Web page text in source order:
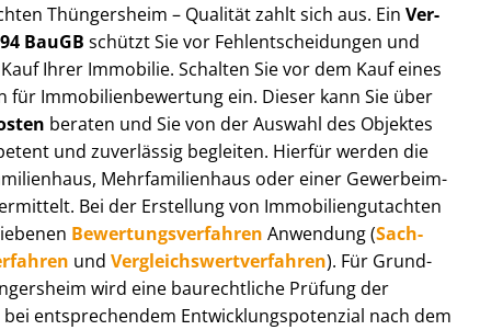
Thüngersheim – Qualität zahlt sich aus. Ein Ver­
BauGB schützt Sie vor Fehl­ent­schei­dun­gen und
Ihrer Immobilie. Schalten Sie vor dem Kauf eines
für Im­mo­bi­li­en­be­wer­tung ein. Dieser kann Sie über
beraten und Sie von der Auswahl des Objektes
und zuverlässig begleiten. Hierfür werden die
Mehr­fa­mi­li­en­haus oder einer Ge­wer­be­im­
Bei der Erstellung von Im­mo­bi­li­en­gut­ach­ten
Be­wer­tungs­ver­fah­ren Anwendung (Sach­
und Ver­gleichs­wert­ver­fah­ren). Für Grund­
wird eine baurechtliche Prüfung der
entsprechendem Ent­wick­lungs­po­ten­zi­al nach dem